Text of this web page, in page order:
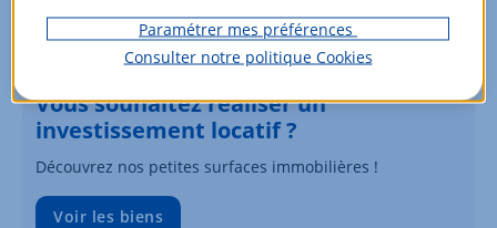
Vous souhaitez réaliser un
investissement locatif ?
Découvrez nos petites surfaces immobilières !
Voir les biens
Paramétrer mes préférences
Consulter notre politique Cookies